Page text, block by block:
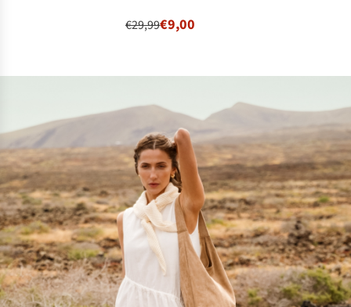
€29,99€9,00